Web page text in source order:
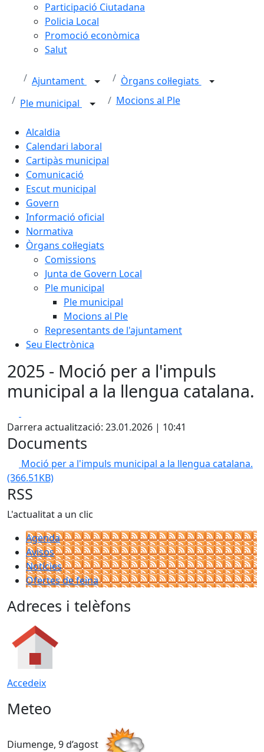
Participació Ciutadana
Policia Local
Promoció econòmica
Salut
Ajuntament
Òrgans col·legiats
Ple municipal
Mocions al Ple
Alcaldia
Calendari laboral
Cartipàs municipal
Comunicació
Escut municipal
Govern
Informació oficial
Normativa
Òrgans col·legiats
Comissions
Junta de Govern Local
Ple municipal
Ple municipal
Mocions al Ple
Representants de l'ajuntament
Seu Electrònica
2025 - Moció per a l'impuls
municipal a la llengua catalana.
Darrera actualització: 23.01.2026 | 10:41
Documents
Moció per a l'impuls municipal a la llengua catalana.
(366.51KB)
RSS
L'actualitat a un clic
Agenda
Avisos
Notícies
Ofertes de feina
Adreces i telèfons
Accedeix
Meteo
Diumenge, 9 d’agost